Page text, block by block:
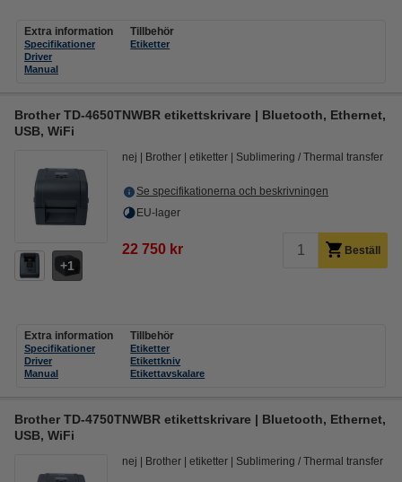
Extra information
Specifikationer
Driver
Manual
Tillbehör
Etiketter
Brother TD-4650TNWBR etikettskrivare | Bluetooth, Ethernet,
USB, WiFi
1
nej Brother etiketter Sublimering / Thermal transfer
Se specifikationerna och beskrivningen
EU-lager
22 750 kr Beställ
Extra information
Specifikationer
Driver
Manual
Tillbehör
Etiketter
Etikettkniv
Etikettavskalare
Brother TD-4750TNWBR etikettskrivare | Bluetooth, Ethernet,
USB, WiFi
nej Brother etiketter Sublimering / Thermal transfer